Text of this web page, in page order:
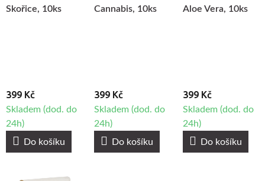
Skořice, 10ks
399 Kč
Skladem (dod. do
24h)
Do košíku
Cannabis, 10ks
399 Kč
Skladem (dod. do
24h)
Do košíku
Aloe Vera, 10ks
399 Kč
Skladem (dod. do
24h)
Do košíku